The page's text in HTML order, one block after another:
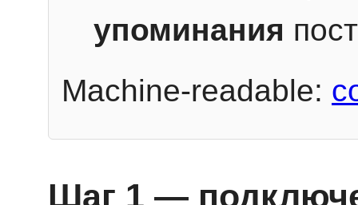
упоминания
Machine-readable:
Шаг 1 —